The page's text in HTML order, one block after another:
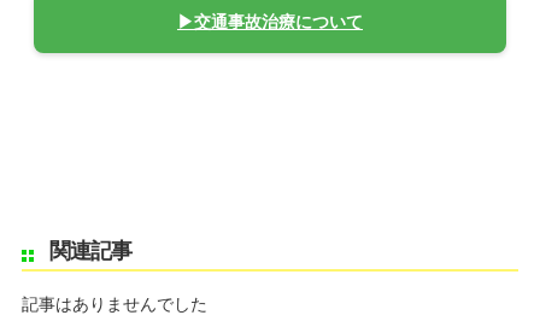
▶交通事故治療について
関連記事
記事はありませんでした